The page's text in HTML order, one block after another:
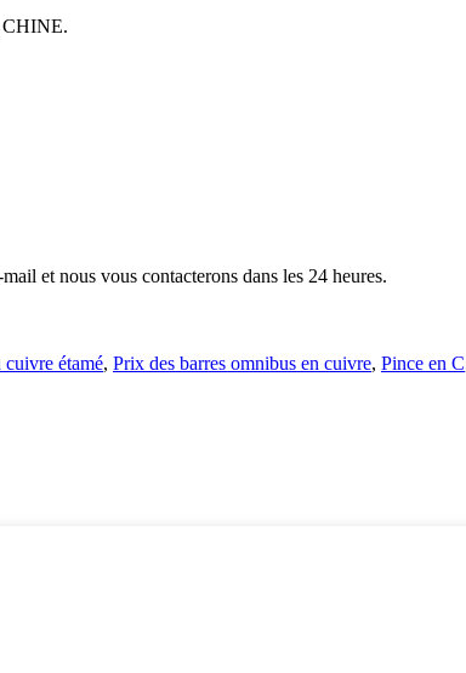
et nous vous contacterons dans les 24 heures.
étamé, Prix ​​des barres omnibus en cuivre, Pince en C